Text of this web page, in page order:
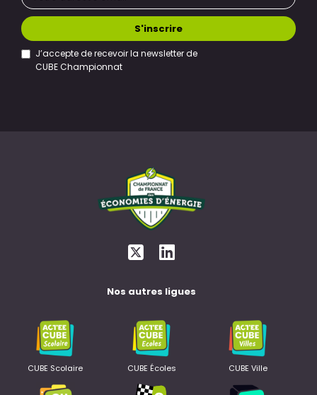
J’accepte de recevoir la newsletter de
CUBE Championnat
S'inscrire
Nos autres ligues
CUBE Scolaire CUBE Écoles CUBE Ville